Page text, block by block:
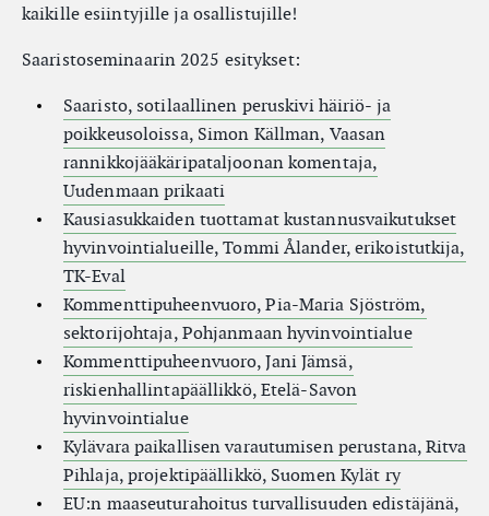
kaikille esiintyjille ja osallistujille!
Saaristoseminaarin 2025 esitykset:
Saaristo, sotilaallinen peruskivi häiriö- ja
poikkeusoloissa, Simon Källman, Vaasan
rannikkojääkäripataljoonan komentaja,
Uudenmaan prikaati
Kausiasukkaiden tuottamat kustannusvaikutukset
hyvinvointialueille, Tommi Ålander, erikoistutkija,
TK-Eval
Kommenttipuheenvuoro, Pia-Maria Sjöström,
sektorijohtaja, Pohjanmaan hyvinvointialue
Kommenttipuheenvuoro, Jani Jämsä,
riskienhallintapäällikkö, Etelä-Savon
hyvinvointialue
Kylävara paikallisen varautumisen perustana, Ritva
Pihlaja, projektipäällikkö, Suomen Kylät ry
EU:n maaseuturahoitus turvallisuuden edistäjänä,